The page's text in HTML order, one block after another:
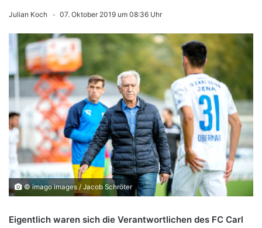
Julian Koch 07. Oktober 2019 um 08:36 Uhr
© imago images / Jacob Schröter
Eigentlich waren sich die Verantwortlichen des FC Carl